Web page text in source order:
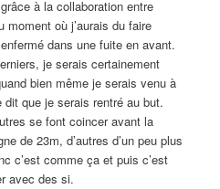
à la collaboration entre
où j’aurais du faire
dans une fuite en avant.
je serais certainement
bien même je serais venu à
que je serais rentré au but.
se font coincer avant la
de 23m, d’autres d’un peu plus
c’est comme ça et puis c’est
avec des si.